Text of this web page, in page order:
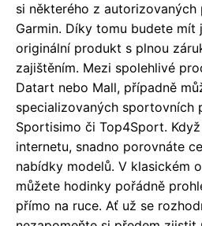
si některého z
Garmin. Díky tomu budete
originální produkt s plnou
zajištěním. Mezi spolehlivé
Datart nebo Mall, případně
specializovaných sportovních
Sportisimo či Top4Sport.
internetu, snadno porovnáte
nabídky modelů. V klasickém
můžete hodinky pořádně
přímo na ruce. Ať už se